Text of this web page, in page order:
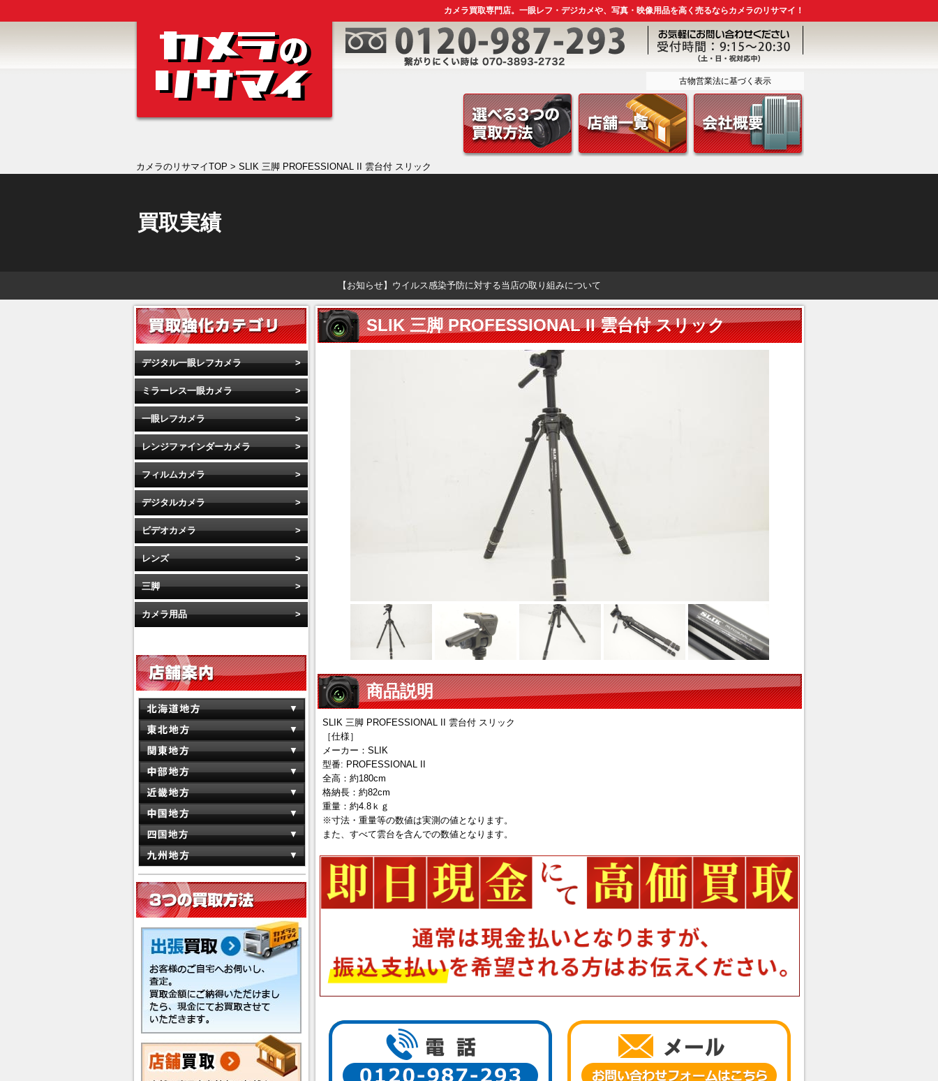
カメラ買取専門店。一眼レフ・デジカメや、写真・映像用品を高く売るならカメラのリサマイ！
古物営業法に基づく表示
カメラのリサマイTOP > SLIK 三脚 PROFESSIONAL II 雲台付 スリック
買取実績
【お知らせ】ウイルス感染予防に対する当店の取り組みについて
SLIK 三脚 PROFESSIONAL II 雲台付 スリック
商品説明
SLIK 三脚 PROFESSIONAL II 雲台付 スリック
［仕様］
メーカー：SLIK
型番: PROFESSIONAL II
全高：約180cm
格納長：約82cm
重量：約4.8ｋｇ
※寸法・重量等の数値は実測の値となります。
また、すべて雲台を含んでの数値となります。
デジタル一眼レフカメラ
ミラーレス一眼カメラ
一眼レフカメラ
レンジファインダーカメラ
フィルムカメラ
デジタルカメラ
ビデオカメラ
レンズ
三脚
カメラ用品